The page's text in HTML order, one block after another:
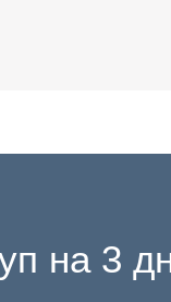
на 3